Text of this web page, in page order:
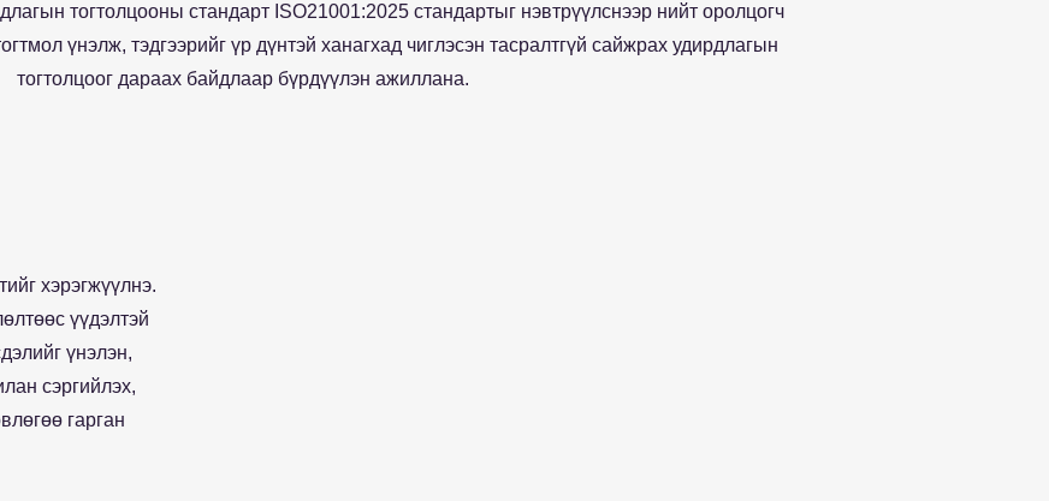
тогтолцооны стандарт ISO21001:2025 стандартыг нэвтрүүлснээр нийт оролцогч
үнэлж, тэдгээрийг үр дүнтэй ханагхад чиглэсэн тасралтгүй сайжрах удирдлагын
тогтолцоог дараах байдлаар бүрдүүлэн ажиллана.
хэрэгжүүлнэ.
үүдэлтэй
үнэлэн,
сэргийлэх,
гарган